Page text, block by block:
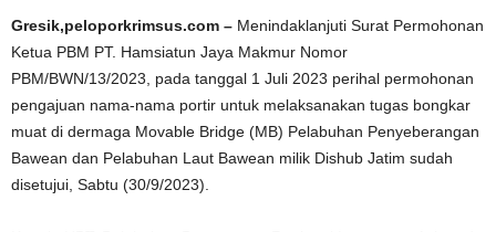
Gresik,peloporkrimsus.com – Menindaklanjuti Surat Permohonan
Ketua PBM PT. Hamsiatun Jaya Makmur Nomor
PBM/BWN/13/2023, pada tanggal 1 Juli 2023 perihal permohonan
pengajuan nama-nama portir untuk melaksanakan tugas bongkar
muat di dermaga Movable Bridge (MB) Pelabuhan Penyeberangan
Bawean dan Pelabuhan Laut Bawean milik Dishub Jatim sudah
disetujui, Sabtu (30/9/2023).